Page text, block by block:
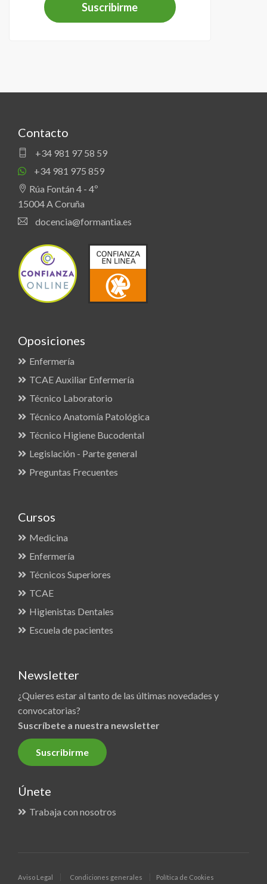
Suscribirme
Contacto
+34 981 97 58 59
+34 981 975 859
Rúa Fontán 4 - 4º
15004 A Coruña
docencia@formantia.es
Oposiciones
Enfermería
TCAE Auxiliar Enfermería
Técnico Laboratorio
Técnico Anatomía Patológica
Técnico Higiene Bucodental
Legislación - Parte general
Preguntas Frecuentes
Cursos
Medicina
Enfermería
Técnicos Superiores
TCAE
Higienistas Dentales
Escuela de pacientes
Newsletter
¿Quieres estar al tanto de las últimas novedades y
convocatorias?
Suscríbete a nuestra newsletter
Suscribirme
Únete
Trabaja con nosotros
Aviso Legal Condiciones generales Política de Cookies